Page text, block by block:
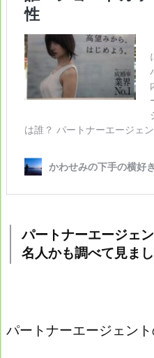
パートナーエージェ
名人かも調べて見まし
パートナーエージェン